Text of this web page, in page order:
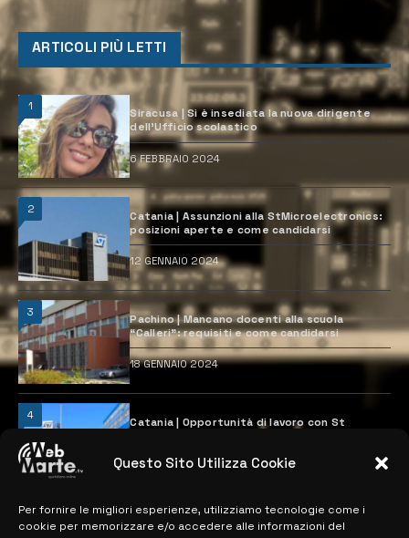
Questo Sito Utilizza Cookie
Per fornire le migliori esperienze, utilizziamo tecnologie come i
cookie per memorizzare e/o accedere alle informazioni del
ARTICOLI PIÙ LETTI
1
Siracusa | Si è insediata la nuova dirigente
dell’Ufficio scolastico
6 FEBBRAIO 2024
2
Catania | Assunzioni alla StMicroelectronics:
posizioni aperte e come candidarsi
12 GENNAIO 2024
3
Pachino | Mancano docenti alla scuola
“Calleri”: requisiti e come candidarsi
18 GENNAIO 2024
4
Catania | Opportunità di lavoro con St
28 MARZO 2024